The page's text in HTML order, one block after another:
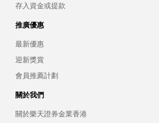
存入資金或提款
推廣優惠
最新優惠
迎新獎賞
會員推薦計劃
關於我們
關於樂天證券金業香港